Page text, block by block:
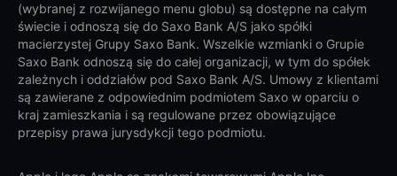
(wybranej z rozwijanego menu globu) są dostępne na całym
świecie i odnoszą się do Saxo Bank A/S jako spółki
macierzystej Grupy Saxo Bank. Wszelkie wzmianki o Grupie
Saxo Bank odnoszą się do całej organizacji, w tym do spółek
zależnych i oddziałów pod Saxo Bank A/S. Umowy z klientami
są zawierane z odpowiednim podmiotem Saxo w oparciu o
kraj zamieszkania i są regulowane przez obowiązujące
przepisy prawa jurysdykcji tego podmiotu.